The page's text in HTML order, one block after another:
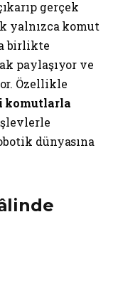
gerçek
yalnızca komut
birlikte
paylaşıyor ve
Özellikle
komutlarla
dünyasına